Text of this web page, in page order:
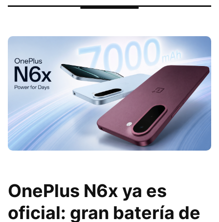
OnePlus N6x ya es
oficial: gran batería de